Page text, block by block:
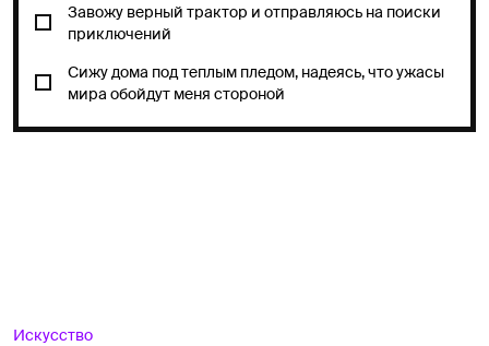
Завожу верный трактор и отправляюсь на поиски
приключений
Сижу дома под теплым пледом, надеясь, что ужасы
мира обойдут меня стороной
Искусство